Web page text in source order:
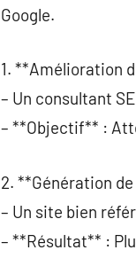
Google.
1. **Amélioration
– Un consultant
– **Objectif** :
2. **Génération
– Un site bien
– **Résultat** :